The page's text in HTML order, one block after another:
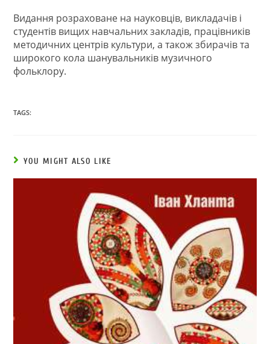
Видання розраховане на науковців, викладачів і
студентів вищих навчальних закладів, працівників
методичних центрів культури, а також збирачів та
широкого кола шанувальників музичного
фольклору.
TAGS:
YOU MIGHT ALSO LIKE